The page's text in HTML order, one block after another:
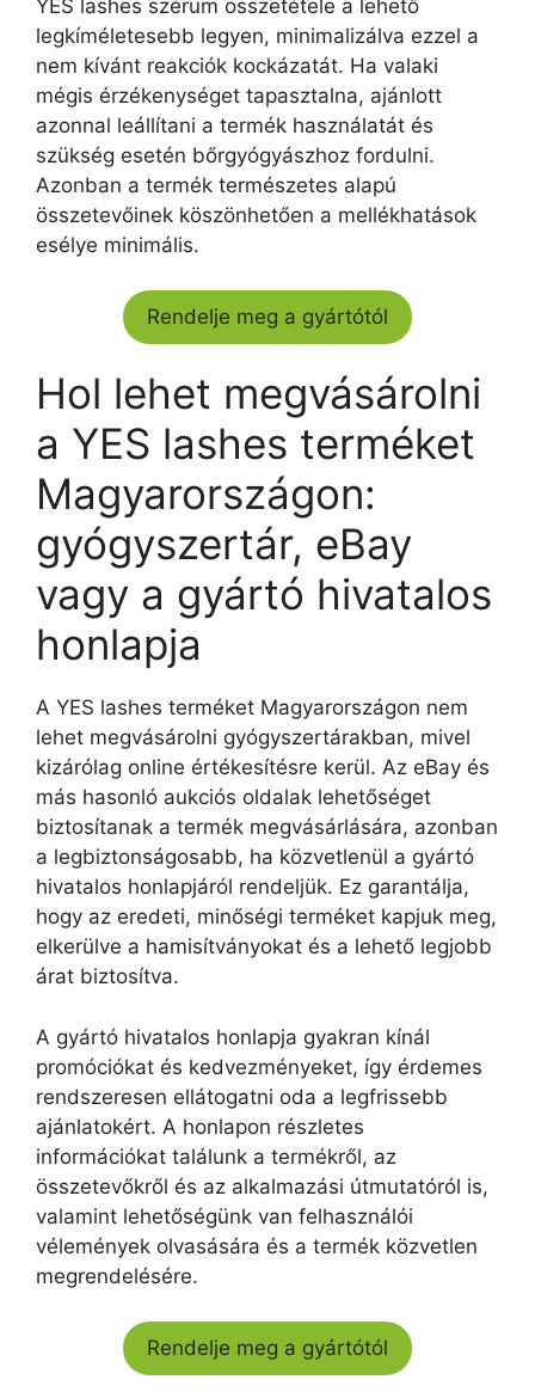
YES lashes szérum összetétele a lehető
legkíméletesebb legyen, minimalizálva ezzel a
nem kívánt reakciók kockázatát. Ha valaki
mégis érzékenységet tapasztalna, ajánlott
azonnal leállítani a termék használatát és
szükség esetén bőrgyógyászhoz fordulni.
Azonban a termék természetes alapú
összetevőinek köszönhetően a mellékhatások
esélye minimális.
Rendelje meg a gyártótól
Hol lehet megvásárolni
a YES lashes terméket
Magyarországon:
gyógyszertár, eBay
vagy a gyártó hivatalos
honlapja
A YES lashes terméket Magyarországon nem
lehet megvásárolni gyógyszertárakban, mivel
kizárólag online értékesítésre kerül. Az eBay és
más hasonló aukciós oldalak lehetőséget
biztosítanak a termék megvásárlására, azonban
a legbiztonságosabb, ha közvetlenül a gyártó
hivatalos honlapjáról rendeljük. Ez garantálja,
hogy az eredeti, minőségi terméket kapjuk meg,
elkerülve a hamisítványokat és a lehető legjobb
árat biztosítva.
A gyártó hivatalos honlapja gyakran kínál
promóciókat és kedvezményeket, így érdemes
rendszeresen ellátogatni oda a legfrissebb
ajánlatokért. A honlapon részletes
információkat találunk a termékről, az
összetevőkről és az alkalmazási útmutatóról is,
valamint lehetőségünk van felhasználói
vélemények olvasására és a termék közvetlen
megrendelésére.
Rendelje meg a gyártótól